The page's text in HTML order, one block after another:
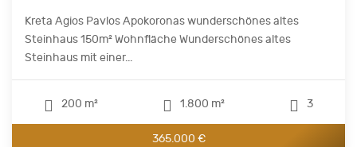
Kreta Agios Pavlos Apokoronas wunderschönes altes
Steinhaus 150m² Wohnfläche Wunderschönes altes
Steinhaus mit einer...
200 m² 1.800 m² 3
365.000 €